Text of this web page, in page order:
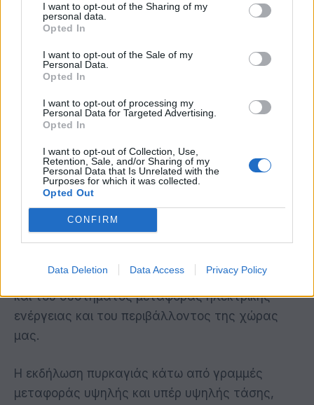
I want to opt-out of the Sharing of my
personal data.
Opted In
I want to opt-out of the Sale of my
Personal Data.
Opted In
I want to opt-out of processing my
Personal Data for Targeted Advertising.
Opted In
I want to opt-out of Collection, Use,
Retention, Sale, and/or Sharing of my
Personal Data that Is Unrelated with the
Purposes for which it was collected.
Opted Out
CONFIRM
Data Deletion Data Access Privacy Policy
νωρίτερα. Σήμερα που μιλάμε, τα συνεργεία στα
οποία έχει αναθέσει τις εργασίες ο ΑΔΜΗΕ,
γνωρίζουμε τι κίνδυνοι υπάρχουν εκεί.
Η συχνότητα και η ένταση των πυρκαγιών που
εκδηλώνονται ως απόρροια της κλιματικής
επιπλέον μέτρων και ιδιαίτερα φέτος που ο
κίνδυνος είναι ακόμη πιο έντονος, λόγω της
παρατεταμένης ξηρασίας που παρατηρούμε.
διασφάλιση και ενίσχυση της ανθεκτικότητας
και του συστήματος μεταφοράς ηλεκτρικής
ενέργειας και του περιβάλλοντος της χώρας
μας.
Η εκδήλωση πυρκαγιάς κάτω από γραμμές
μεταφοράς υψηλής και υπέρ υψηλής τάσης,